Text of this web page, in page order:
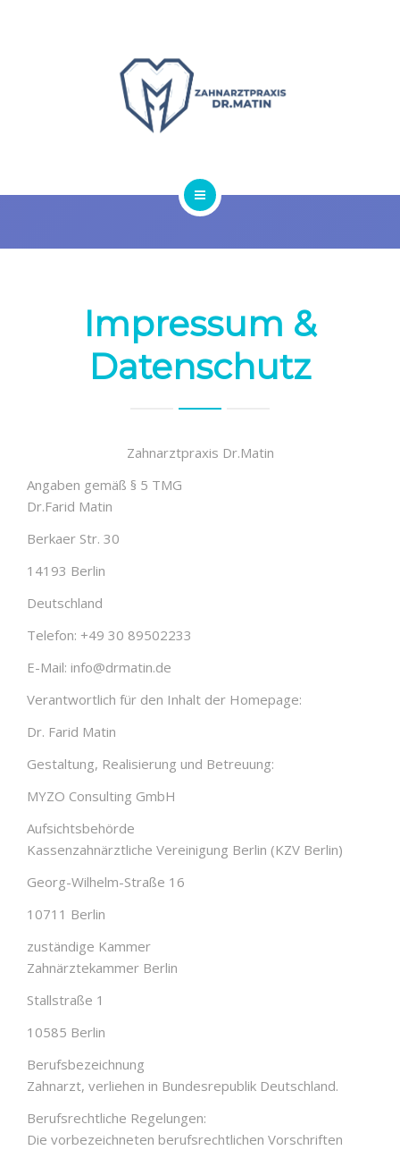
Impressum &
Datenschutz
Zahnarztpraxis Dr.Matin
Angaben gemäß § 5 TMG
Dr.Farid Matin
Berkaer Str. 30
14193 Berlin
Deutschland
Telefon: +49 30 89502233
E-Mail: info@drmatin.de
Verantwortlich für den Inhalt der Homepage:
Dr. Farid Matin
Gestaltung, Realisierung und Betreuung:
MYZO Consulting GmbH
Aufsichtsbehörde
Kassenzahnärztliche Vereinigung Berlin (KZV Berlin)
Georg-Wilhelm-Straße 16
10711 Berlin
zuständige Kammer
Zahnärztekammer Berlin
Stallstraße 1
10585 Berlin
Berufsbezeichnung
Zahnarzt, verliehen in Bundesrepublik Deutschland.
Berufsrechtliche Regelungen:
Die vorbezeichneten berufsrechtlichen Vorschriften